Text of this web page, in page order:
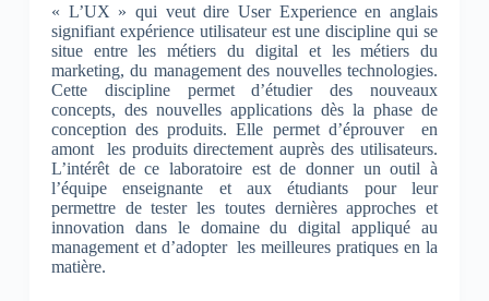
« L’UX » qui veut dire User Experience en anglais
signifiant expérience utilisateur est une discipline qui se
situe entre les métiers du digital et les métiers du
marketing, du management des nouvelles technologies.
Cette discipline permet d’étudier des nouveaux
concepts, des nouvelles applications dès la phase de
conception des produits. Elle permet d’éprouver en
amont les produits directement auprès des utilisateurs.
L’intérêt de ce laboratoire est de donner un outil à
l’équipe enseignante et aux étudiants pour leur
permettre de tester les toutes dernières approches et
innovation dans le domaine du digital appliqué au
management et d’adopter les meilleures pratiques en la
matière.